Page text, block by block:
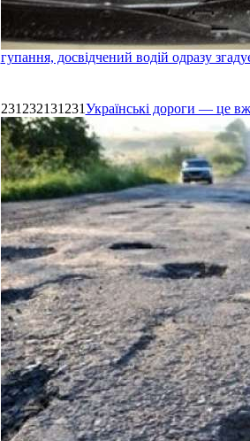
гупання, досвідчений водій одразу
231232131231Українські дороги — це